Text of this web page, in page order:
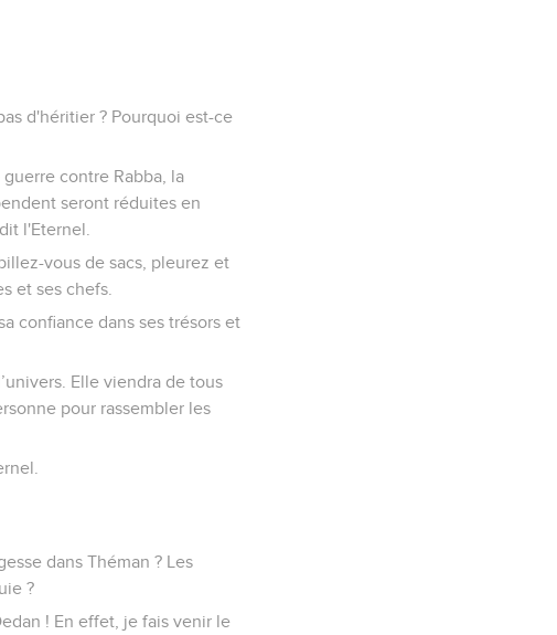
d'héritier ? Pourquoi est-ce
contre Rabba, la
seront réduites en
l'Eternel.
vous de sacs, pleurez et
et ses chefs.
confiance dans ses trésors et
Elle viendra de tous
pour rassembler les
dans Théman ? Les
?
! En effet, je fais venir le